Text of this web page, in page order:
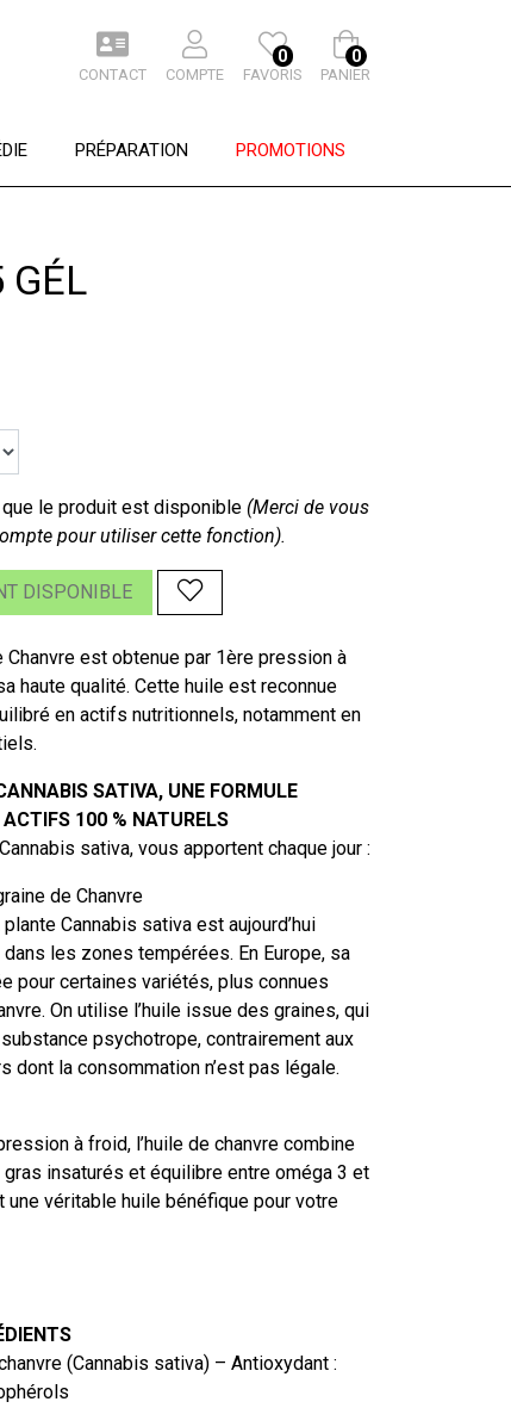
CONTACT COMPTE FAVORIS
0
PANIER
0
PRÉPARATION PROMOTIONS
GÉL
le produit est disponible (Merci de vous
pour utiliser cette fonction).
DISPONIBLE
Chanvre est obtenue par 1ère pression à
haute qualité. Cette huile est reconnue
en actifs nutritionnels, notamment en
SATIVA, UNE FORMULE
100 % NATURELS
sativa, vous apportent chaque jour :
de Chanvre
plante Cannabis sativa est aujourd’hui
les zones tempérées. En Europe, sa
pour certaines variétés, plus connues
On utilise l’huile issue des graines, qui
psychotrope, contrairement aux
dont la consommation n’est pas légale.
à froid, l’huile de chanvre combine
insaturés et équilibre entre oméga 3 et
une véritable huile bénéfique pour votre
(Cannabis sativa) – Antioxydant :